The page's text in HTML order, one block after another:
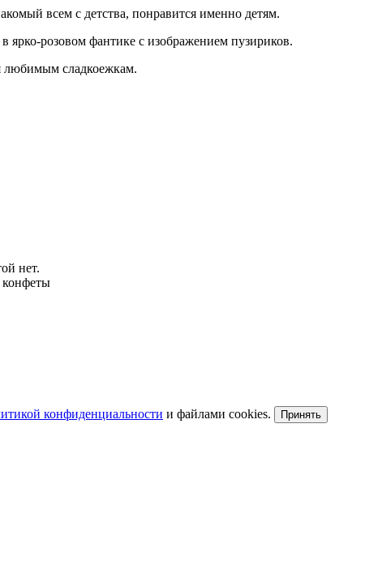
всем с детства, понравится именно детям.
ярко-розовом фантике с изображением пузириков.
любимым сладкоежкам.
нет.
конфеты
конфиденциальности и файлами cookies. Принять